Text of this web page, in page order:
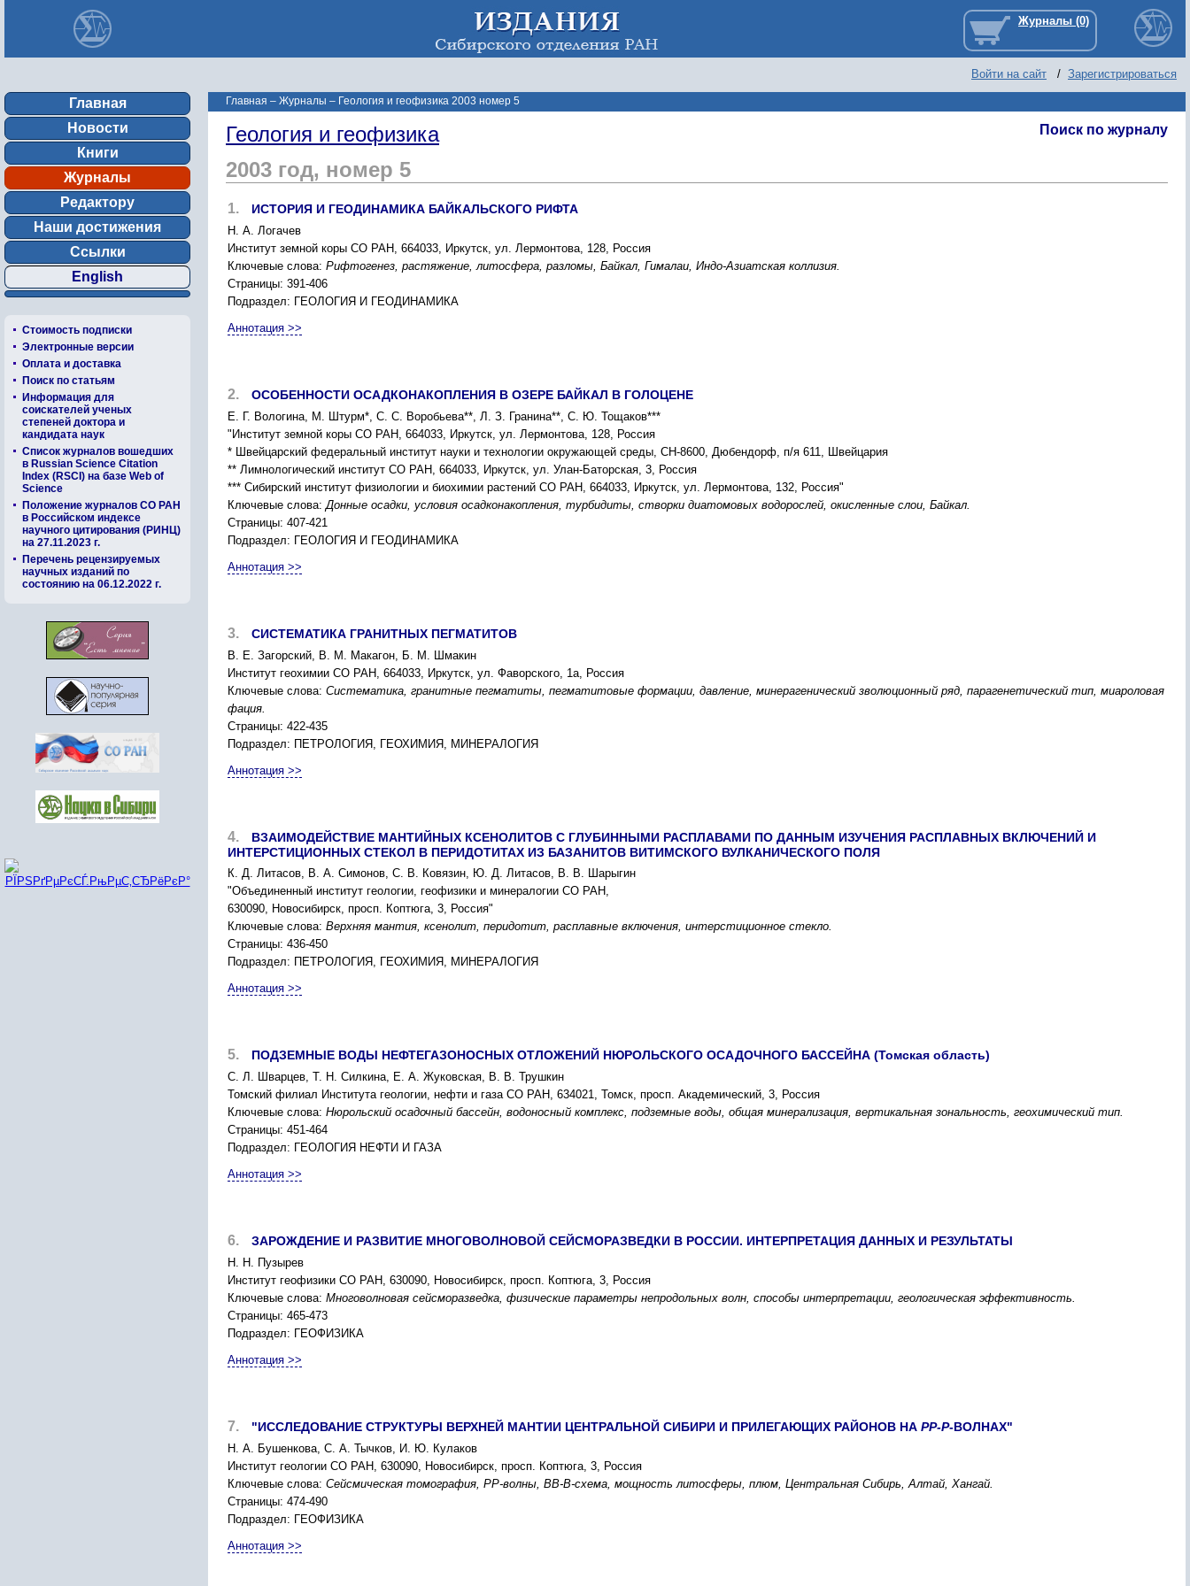
Войти на сайт / Зарегистрироваться
Главная
Новости
Книги
Журналы
Редактору
Наши достижения
Ссылки
English
Стоимость подписки
Электронные версии
Оплата и доставка
Поиск по статьям
Информация для
соискателей ученых
степеней доктора и
кандидата наук
Список журналов вошедших
в Russian Science Citation
Index (RSCI) на базе Web of
Science
Положение журналов СО РАН
в Российском индексе
научного цитирования (РИНЦ)
на 27.11.2023 г.
Перечень рецензируемых
научных изданий по
состоянию на 06.12.2022 г.
Главная – Журналы – Геология и геофизика 2003 номер 5
Поиск по журналу
Геология и геофизика
2003 год, номер 5
1. ИСТОРИЯ И ГЕОДИНАМИКА БАЙКАЛЬСКОГО РИФТА
Н. А. Логачев
Институт земной коры СО РАН, 664033, Иркутск, ул. Лермонтова, 128, Россия
Ключевые слова: Рифтогенез, растяжение, литосфера, разломы, Байкал, Гималаи, Индо-Азиатская коллизия.
Страницы: 391-406
Подраздел: ГЕОЛОГИЯ И ГЕОДИНАМИКА
Аннотация >>
2. ОСОБЕННОСТИ ОСАДКОНАКОПЛЕНИЯ В ОЗЕРЕ БАЙКАЛ В ГОЛОЦЕНЕ
Е. Г. Вологина, М. Штурм*, С. С. Воробьева**, Л. З. Гранина**, С. Ю. Тощаков***
"Институт земной коры СО РАН, 664033, Иркутск, ул. Лермонтова, 128, Россия
* Швейцарский федеральный институт науки и технологии окружающей среды, СН-8600, Дюбендорф, п/я 611, Швейцария
** Лимнологический институт СО РАН, 664033, Иркутск, ул. Улан-Баторская, 3, Россия
*** Сибирский институт физиологии и биохимии растений СО РАН, 664033, Иркутск, ул. Лермонтова, 132, Россия"
Ключевые слова:Донные осадки, условия осадконакопления, турбидиты, створки диатомовых водорослей, окисленные слои, Байкал.
Страницы: 407-421
Подраздел: ГЕОЛОГИЯ И ГЕОДИНАМИКА
Аннотация >>
3. СИСТЕМАТИКА ГРАНИТНЫХ ПЕГМАТИТОВ
В. Е. Загорский, В. М. Макагон, Б. М. Шмакин
Институт геохимии СО РАН, 664033, Иркутск, ул. Фаворского, 1а, Россия
Ключевые слова: Cистематика, гранитные пегматиты, пегматитовые формации, давление, минерагенический зволюционный ряд, парагенетический тип, миароловая
фация.
Страницы: 422-435
Подраздел: ПЕТРОЛОГИЯ, ГЕОХИМИЯ, МИНЕРАЛОГИЯ
Аннотация >>
4.
ВЗАИМОДЕЙСТВИЕ МАНТИЙНЫХ КСЕНОЛИТОВ С ГЛУБИННЫМИ РАСПЛАВАМИ ПО ДАННЫМ ИЗУЧЕНИЯ РАСПЛАВНЫХ ВКЛЮЧЕНИЙ И
ИНТЕРСТИЦИОННЫХ СТЕКОЛ В ПЕРИДОТИТАХ ИЗ БАЗАНИТОВ ВИТИМСКОГО ВУЛКАНИЧЕСКОГО ПОЛЯ
К. Д. Литасов, В. А. Симонов, С. В. Ковязин, Ю. Д. Литасов, В. В. Шарыгин
"Объединенный институт геологии, геофизики и минералогии СО РАН,
630090, Новосибирск, просп. Коптюга, 3, Россия"
Ключевые слова: Верхняя мантия, ксенолит, перидотит, расплавные включения, интерстиционное стекло.
Страницы: 436-450
Подраздел: ПЕТРОЛОГИЯ, ГЕОХИМИЯ, МИНЕРАЛОГИЯ
Аннотация >>
5. ПОДЗЕМНЫЕ ВОДЫ НЕФТЕГАЗОНОСНЫХ ОТЛОЖЕНИЙ НЮРОЛЬСКОГО ОСАДОЧНОГО БАССЕЙНА (Томская область)
С. Л. Шварцев, Т. Н. Силкина, Е. А. Жуковская, В. В. Трушкин
Томский филиал Института геологии, нефти и газа СО РАН, 634021, Томск, просп. Академический, 3, Россия
Ключевые слова: Нюрольский осадочный бассейн, водоносный комплекс, подземные воды, общая минерализация, вертикальная зональность, геохимический тип.
Страницы: 451-464
Подраздел: ГЕОЛОГИЯ НЕФТИ И ГАЗА
Аннотация >>
6. ЗАРОЖДЕНИЕ И РАЗВИТИЕ МНОГОВОЛНОВОЙ СЕЙСМОРАЗВЕДКИ В РОССИИ. ИНТЕРПРЕТАЦИЯ ДАННЫХ И РЕЗУЛЬТАТЫ
Н. Н. Пузырев
Институт геофизики СО РАН, 630090, Новосибирск, просп. Коптюга, 3, Россия
Ключевые слова: Многоволновая сейсморазведка, физические параметры непродольных волн, способы интерпретации, геологическая эффективность.
Страницы: 465-473
Подраздел: ГЕОФИЗИКА
Аннотация >>
7. "ИССЛЕДОВАНИЕ СТРУКТУРЫ ВЕРХНЕЙ МАНТИИ ЦЕНТРАЛЬНОЙ СИБИРИ И ПРИЛЕГАЮЩИХ РАЙОНОВ НА PP-P-ВОЛНАХ"
Н. А. Бушенкова, С. А. Тычков, И. Ю. Кулаков
Институт геологии СО РАН, 630090, Новосибирск, просп. Коптюга, 3, Россия
Ключевые слова: Сейсмическая томография, PP-волны, BB-B-схема, мощность литосферы, плюм, Центральная Сибирь, Алтай, Хангай.
Страницы: 474-490
Подраздел: ГЕОФИЗИКА
Аннотация >>